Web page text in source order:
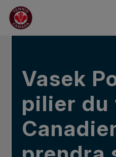
Sauter au menu principal
Sauter au contenu principal
Sauter au pied de page
DANS LES NOUVELLES
Vasek
pilier du